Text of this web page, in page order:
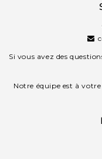
Si vous avez des
Notre équipe est à